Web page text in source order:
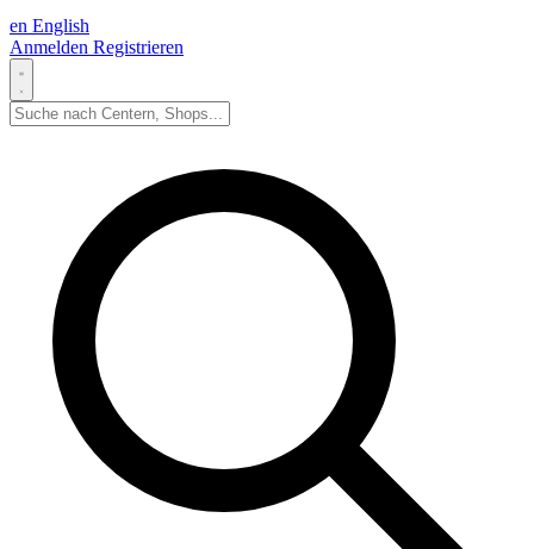
en English
Anmelden Registrieren